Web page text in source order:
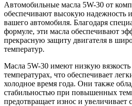
Автомобильные масла 5W-30 от
обеспечивают высокую надежность
вашего автомобиля. Благодаря
формуле, эти масла обеспечивают
прекрасную защиту двигателя в
температур.
Масла 5W-30 имеют низкую
температурах, что обеспечивает
холодное время года. Они также
стабильностью при повышенных
предотвращает износ и увеличивает